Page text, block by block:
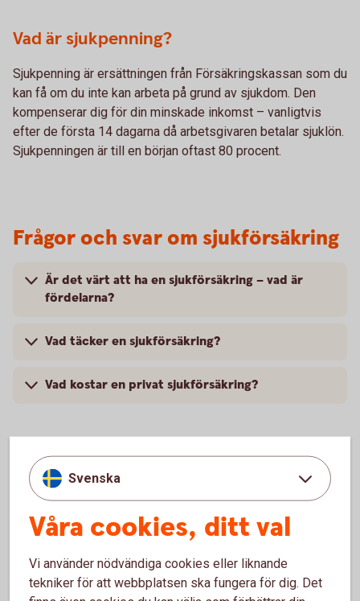
Vad är sjukpenning?
Sjukpenning är ersättningen från Försäkringskassan som du
kan få om du inte kan arbeta på grund av sjukdom. Den
kompenserar dig för din minskade inkomst – vanligtvis
efter de första 14 dagarna då arbetsgivaren betalar sjuklön.
Sjukpenningen är till en början oftast 80 procent.
Frågor och svar om sjukförsäkring
Är det värt att ha en sjukförsäkring – vad är
fördelarna?
Vad täcker en sjukförsäkring?
Vad kostar en privat sjukförsäkring?
Anmäl skada
Svenska
Våra cookies, ditt val
Vi använder nödvändiga cookies eller liknande
tekniker för att webbplatsen ska fungera för dig. Det